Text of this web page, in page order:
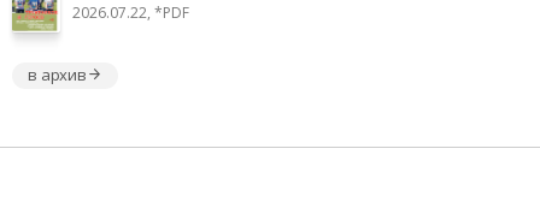
2026.07.22, *PDF
в архив